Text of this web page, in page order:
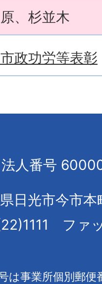
、杉並木
政功労等表彰
法人番号
日光市今市本
ファ
は事業所個別郵